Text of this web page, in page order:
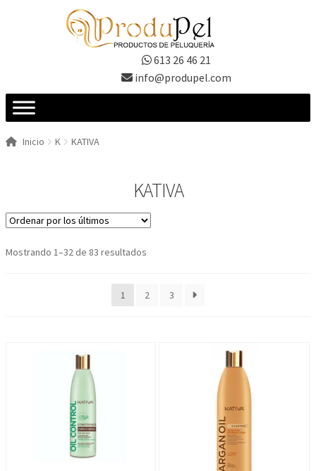
613 26 46 21
info@produpel.com
Inicio K KATIVA
KATIVA
Mostrando 1–32 de 83 resultados
últimos
1 2 3